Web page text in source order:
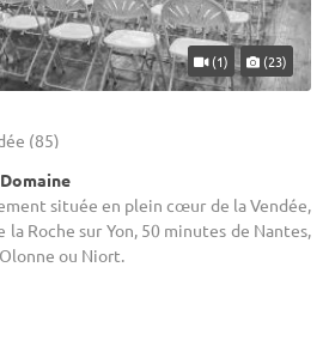
(1) (23)
(85)
située en plein cœur de la Vendée,
Roche sur Yon, 50 minutes de Nantes,
ou Niort.